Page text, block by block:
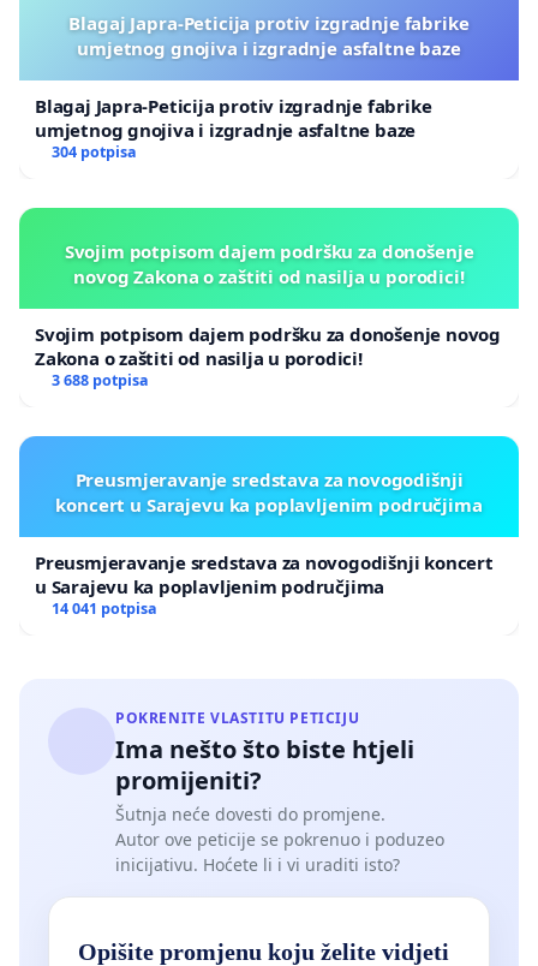
Blagaj Japra-Peticija protiv izgradnje fabrike
umjetnog gnojiva i izgradnje asfaltne baze
Blagaj Japra-Peticija protiv izgradnje fabrike
umjetnog gnojiva i izgradnje asfaltne baze
304 potpisa
Svojim potpisom dajem podršku za donošenje
novog Zakona o zaštiti od nasilja u porodici!
Svojim potpisom dajem podršku za donošenje novog
Zakona o zaštiti od nasilja u porodici!
3 688 potpisa
Preusmjeravanje sredstava za novogodišnji
koncert u Sarajevu ka poplavljenim područjima
Preusmjeravanje sredstava za novogodišnji koncert
u Sarajevu ka poplavljenim područjima
14 041 potpisa
POKRENITE VLASTITU PETICIJU
Ima nešto što biste htjeli
promijeniti?
Šutnja neće dovesti do promjene.
Autor ove peticije se pokrenuo i poduzeo
inicijativu. Hoćete li i vi uraditi isto?
Opišite promjenu koju želite vidjeti